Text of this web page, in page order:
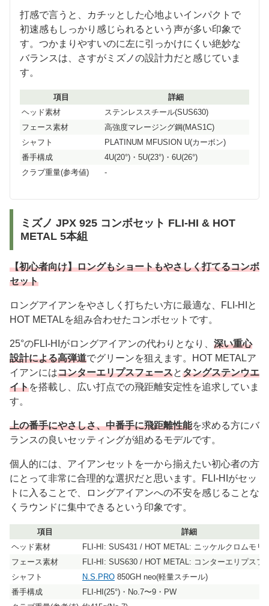
打感で言うと、カチッとした心地よいインパクトで
初速感もしっかり感じられるという声が多い印象で
す。つかまりやすいのに左に引っかけにくい絶妙な
バランスは、さすがミズノの設計力だと感じていま
す。
項目
詳細
ヘッド素材
ステンレススチール(SUS630)
フェース素材
高強度マレージング鋼(MAS1C)
シャフト
PLATINUM MFUSION U(カーボン)
番手構成
4U(20°)・5U(23°)・6U(26°)
クラブ重量(参考値)
-
ミズノ JPX 925 コンボセット FLI-HI & HOT
METAL 5本組
【初心者向け】ロングもショートもやさしく打てるコンボ
セット
ロングアイアンをやさしく打ちたい方に最適な、FLI-HIと
HOT METALを組み合わせたコンボセットです。
25°のFLI-HIがロングアイアンの代わりとなり、 深い重心
設計による高弾道でグリーンを狙えます。HOT METALア
イアンにはコンターエリプスフェースとタングステンウエ
イトを搭載し、広い打点での飛距離安定性を追求していま
す。
上の番手にやさしさ、中番手に飛距離性能を求める方にバ
ランスの良いセッティングが組めるモデルです。
個人的には、アイアンセットを一から揃えたい初心者の方
にとって非常に合理的な選択だと思います。FLI-HIがセッ
トに入ることで、ロングアイアンへの不安を感じることな
くラウンドに集中できるという印象です。
項目
詳細
ヘッド素材
FLI-HI: SUS431 / HOT METAL: ニッケルクロムモリ
フェース素材
FLI-HI: SUS630 / HOT METAL: コンターエリプスフ
シャフト
N.S.PRO 850GH neo(軽量スチール)
番手構成
FLI-HI(25°)・No.7〜9・PW